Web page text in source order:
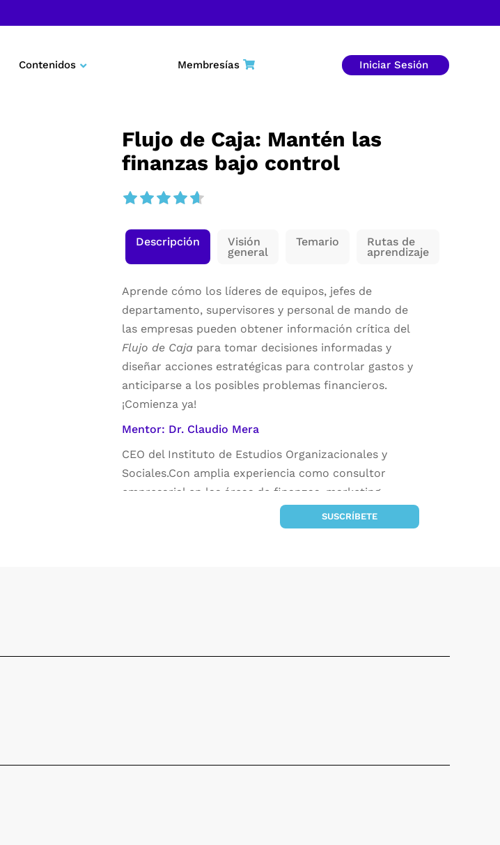
Contenidos Membresías Iniciar Sesión
Flujo de Caja: Mantén las
finanzas bajo control
Descripción Visión
general
Temario Rutas de
aprendizaje
Aprende cómo los líderes de equipos, jefes de
departamento, supervisores y personal de mando de
las empresas pueden obtener información crítica del
Flujo de Caja para tomar decisiones informadas y
diseñar acciones estratégicas para controlar gastos y
anticiparse a los posibles problemas financieros.
¡Comienza ya!
Mentor: Dr. Claudio Mera
CEO del Instituto de Estudios Organizacionales y
Sociales.Con amplia experiencia como consultor
empresarial en las áreas de finanzas, marketing,
innovación y talento humano. Apasionado por la
administración y las ciencias humanas y durante más
SUSCRÍBETE